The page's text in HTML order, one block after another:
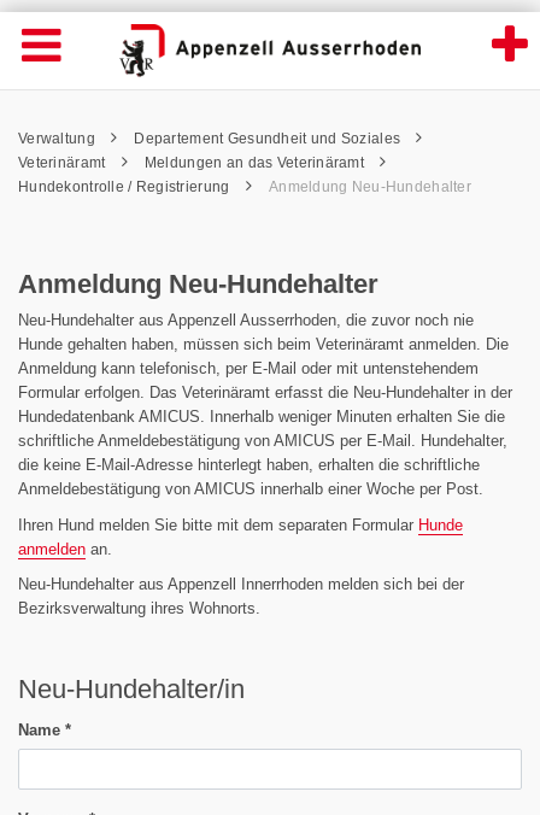
Anmeldung Neu-Hundehalter - Appenzell
Wichtige
Seiten
Home
Inhalt
Kontakt
Sitemap
Navigation öffnen
Inhalt
Pfadnavigation
Verwaltung
Departement Gesundheit und Soziales
Veterinäramt
Meldungen an das Veterinäramt
Hundekontrolle / Registrierung
Anmeldung Neu-Hundehalter
Anmeldung Neu-Hundehalter
Neu-Hundehalter aus Appenzell Ausserrhoden, die zuvor noch nie
Hunde gehalten haben, müssen sich beim Veterinäramt anmelden. Die
Anmeldung kann telefonisch, per E-Mail oder mit untenstehendem
Formular erfolgen. Das Veterinäramt erfasst die Neu-Hundehalter in der
Hundedatenbank AMICUS. Innerhalb weniger Minuten erhalten Sie die
schriftliche Anmeldebestätigung von AMICUS per E-Mail. Hundehalter,
die keine E-Mail-Adresse hinterlegt haben, erhalten die schriftliche
Anmeldebestätigung von AMICUS innerhalb einer Woche per Post.
Ihren Hund melden Sie bitte mit dem separaten Formular Hunde
anmelden an.
Neu-Hundehalter aus Appenzell Innerrhoden melden sich bei der
Bezirksverwaltung ihres Wohnorts.
Neu-Hundehalter/in
Name *